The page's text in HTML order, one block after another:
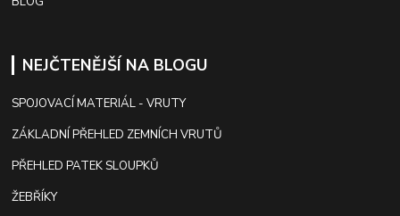
NEJČTENĚJŠÍ NA BLOGU
SPOJOVACÍ MATERIÁL - VRUTY
ZÁKLADNÍ PŘEHLED ZEMNÍCH VRUTŮ
PŘEHLED PATEK SLOUPKŮ
ŽEBŘÍKY